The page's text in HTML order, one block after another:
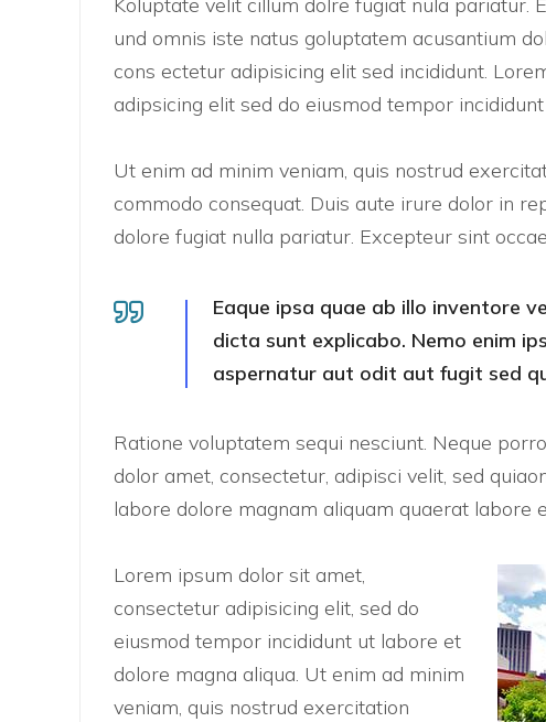
Koluptate velit cillum dolre fugiat nula pariatur.
und omnis iste natus goluptatem acusantium
cons ectetur adipisicing elit sed incididunt.
adipsicing elit sed do eiusmod tempor
Ut enim ad minim veniam, quis nostrud
commodo consequat. Duis aute irure dolor in
dolore fugiat nulla pariatur. Excepteur sint
Eaque ipsa quae ab illo inventore
dicta sunt explicabo. Nemo enim
aspernatur aut odit aut fugit sed
Ratione voluptatem sequi nesciunt. Neque
dolor amet, consectetur, adipisci velit, sed
labore dolore magnam aliquam quaerat labore
Lorem ipsum dolor sit amet,
consectetur adipisicing elit, sed do
eiusmod tempor incididunt ut labore et
dolore magna aliqua. Ut enim ad minim
veniam, quis nostrud exercitation